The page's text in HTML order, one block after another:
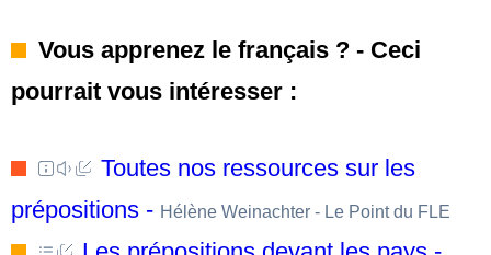
Vous apprenez le français ? - Ceci
pourrait vous intéresser :
Toutes nos ressources sur les
prépositions - Hélène Weinachter - Le Point du FLE